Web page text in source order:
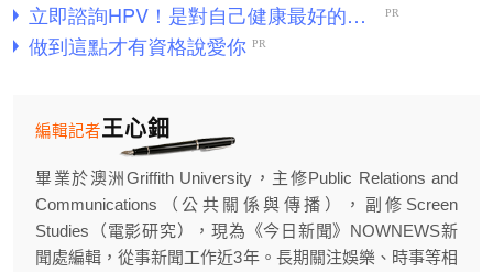
王心鈿
編輯記者
畢業於澳洲Griffith University，主修Public Relations and
Communications（公共關係與傳播），副修Screen
Studies（電影研究），現為《今日新聞》NOWNEWS新
聞處編輯，從事新聞工作近3年。長期關注娛樂、時事等相